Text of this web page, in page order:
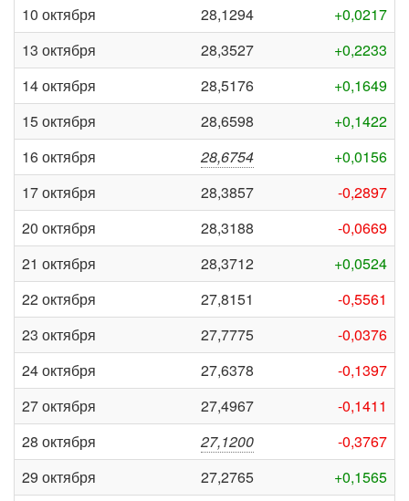
10 октября
28,1294
+0,0217
13 октября
28,3527
+0,2233
14 октября
28,5176
+0,1649
15 октября
28,6598
+0,1422
16 октября
28,6754
+0,0156
17 октября
28,3857
-0,2897
20 октября
28,3188
-0,0669
21 октября
28,3712
+0,0524
22 октября
27,8151
-0,5561
23 октября
27,7775
-0,0376
24 октября
27,6378
-0,1397
27 октября
27,4967
-0,1411
28 октября
27,1200
-0,3767
29 октября
27,2765
+0,1565